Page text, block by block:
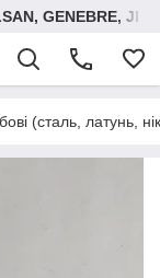
GENEBRE,
(сталь, латунь,